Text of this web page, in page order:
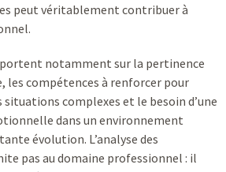
peut véritablement contribuer à
notamment sur la pertinence
les compétences à renforcer pour
situations complexes et le besoin d’une
dans un environnement
évolution. L’analyse des
pas au domaine professionnel : il